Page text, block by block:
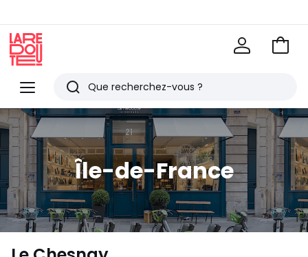
Menu
Redoute
Rechercher
Derniers
articles
vus
Voir
Île-de-France